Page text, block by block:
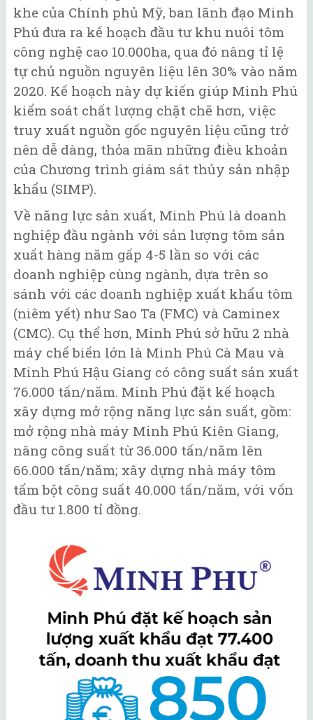
khe của Chính phủ Mỹ, ban lãnh đạo Minh
Phú đưa ra kế hoạch đầu tư khu nuôi tôm
công nghệ cao 10.000ha, qua đó nâng tỉ lệ
tự chủ nguồn nguyên liệu lên 30% vào năm
2020. Kế hoạch này dự kiến giúp Minh Phú
kiểm soát chất lượng chặt chẽ hơn, việc
truy xuất nguồn gốc nguyên liệu cũng trở
nên dễ dàng, thỏa mãn những điều khoản
của Chương trình giám sát thủy sản nhập
khẩu (SIMP).
Về năng lực sản xuất, Minh Phú là doanh
nghiệp đầu ngành với sản lượng tôm sản
xuất hàng năm gấp 4-5 lần so với các
doanh nghiệp cùng ngành, dựa trên so
sánh với các doanh nghiệp xuất khẩu tôm
(niêm yết) như Sao Ta (FMC) và Caminex
(CMC). Cụ thể hơn, Minh Phú sở hữu 2 nhà
máy chế biến lớn là Minh Phú Cà Mau và
Minh Phú Hậu Giang có công suất sản xuất
76.000 tấn/năm. Minh Phú đặt kế hoạch
xây dựng mở rộng năng lực sản suất, gồm:
mở rộng nhà máy Minh Phú Kiên Giang,
nâng công suất từ 36.000 tấn/năm lên
66.000 tấn/năm; xây dựng nhà máy tôm
tẩm bột công suất 40.000 tấn/năm, với vốn
đầu tư 1.800 tỉ đồng.